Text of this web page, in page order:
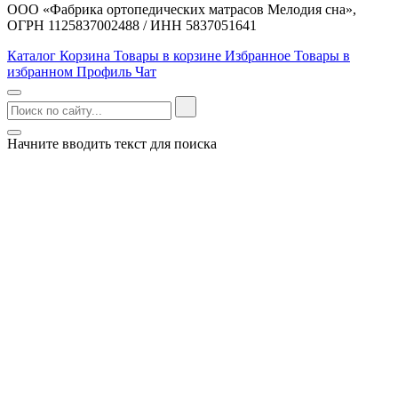
ООО «Фабрика ортопедических матрасов Мелодия сна»,
ОГРН 1125837002488 / ИНН 5837051641
Каталог Корзина Товары в корзине Избранное Товары в
избранном Профиль Чат
Начните вводить текст для поиска